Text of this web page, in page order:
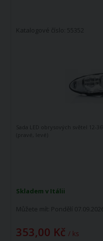
Katalogové číslo: 55352
Skladem v Itálii
Můžete mít: Pondělí 07.09.2026
353,00 Kč / ks
Sada LED obrysových světel 12-36V
(pravé, levé)